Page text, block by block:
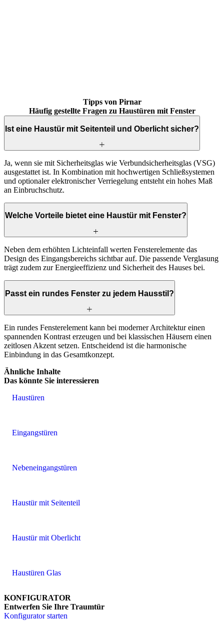
Tipps von Pirnar
Häufig gestellte Fragen zu Haustüren mit Fenster
Ist eine Haustür mit Seitenteil und Oberlicht sicher?
Ja, wenn sie mit Sicherheitsglas wie Verbundsicherheitsglas (VSG)
ausgestattet ist. In Kombination mit hochwertigen Schließsystemen
und optionaler elektronischer Verriegelung entsteht ein hohes Maß
an Einbruchschutz.
Welche Vorteile bietet eine Haustür mit Fenster?
Neben dem erhöhten Lichteinfall werten Fensterelemente das
Design des Eingangsbereichs sichtbar auf. Die passende Verglasung
trägt zudem zur Energieeffizienz und Sicherheit des Hauses bei.
Passt ein rundes Fenster zu jedem Hausstil?
Ein rundes Fensterelement kann bei moderner Architektur einen
spannenden Kontrast erzeugen und bei klassischen Häusern einen
zeitlosen Akzent setzen. Entscheidend ist die harmonische
Einbindung in das Gesamtkonzept.
Ähnliche Inhalte
Das könnte Sie interessieren
Haustüren
Eingangstüren
Nebeneingangstüren
Haustür mit Seitenteil
Haustür mit Oberlicht
Haustüren Glas
KONFIGURATOR
Entwerfen Sie Ihre Traumtür
Konfigurator starten